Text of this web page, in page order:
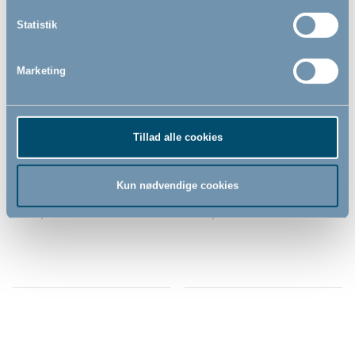
Statistik
Marketing
Tillad alle cookies
Kun nødvendige cookies
Bébé-jou skammel, Lyserød
169,00 DKK
Bébé-jou skammel, hvid
179,00 DKK